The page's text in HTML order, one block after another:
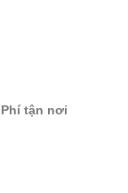
tận nơi